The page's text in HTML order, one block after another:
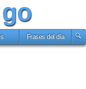
go
Frases del día